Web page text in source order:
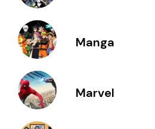
Manga
Marvel